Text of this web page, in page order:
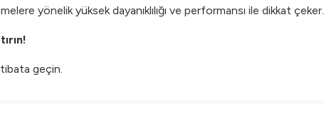
yönelik yüksek dayanıklılığı ve performansı ile dikkat çeker.
geçin.